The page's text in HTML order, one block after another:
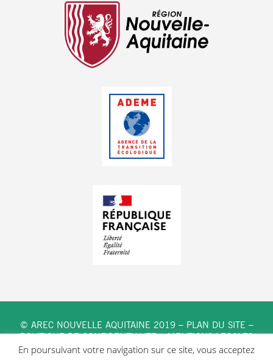
© AREC NOUVELLE AQUITAINE 2019 – PLAN DU SITE–
POLITIQUE DE CONFIDENTIALITE–MENTIONS LEGALES
En poursuivant votre navigation sur ce site, vous acceptez